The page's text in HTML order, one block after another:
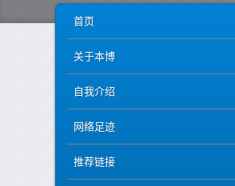
SKIP TO PRIMARY CONTENT
SKIP TO SECONDARY CONTENT
首页
关于本博
自我介绍
网络足迹
推荐链接